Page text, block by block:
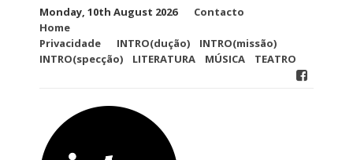
Monday, 10th August 2026
Contacto
Home
Privacidade
INTRO(dução)
INTRO(missão)
INTRO(specção)
LITERATURA MÚSICA TEATRO